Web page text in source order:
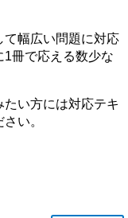
て幅広い問題に対応
冊で応える数少な
い方には対応テキ
い。